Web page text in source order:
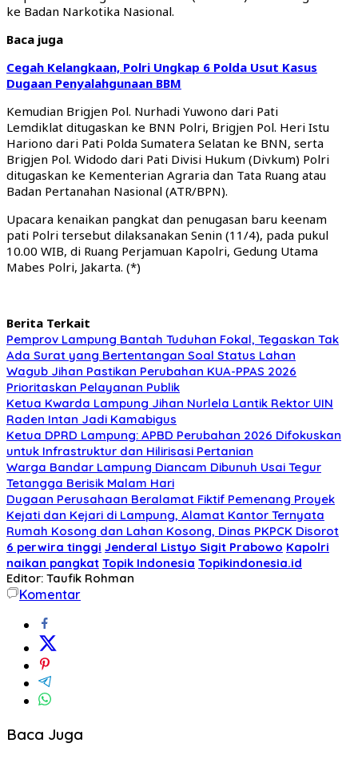
ke Badan Narkotika Nasional.
Baca juga
Cegah Kelangkaan, Polri Ungkap 6 Polda Usut Kasus
Dugaan Penyalahgunaan BBM
Kemudian Brigjen Pol. Nurhadi Yuwono dari Pati
Lemdiklat ditugaskan ke BNN Polri, Brigjen Pol. Heri Istu
Hariono dari Pati Polda Sumatera Selatan ke BNN, serta
Brigjen Pol. Widodo dari Pati Divisi Hukum (Divkum) Polri
ditugaskan ke Kementerian Agraria dan Tata Ruang atau
Badan Pertanahan Nasional (ATR/BPN).
Upacara kenaikan pangkat dan penugasan baru keenam
pati Polri tersebut dilaksanakan Senin (11/4), pada pukul
10.00 WIB, di Ruang Perjamuan Kapolri, Gedung Utama
Mabes Polri, Jakarta. (*)
Berita Terkait
Pemprov Lampung Bantah Tuduhan Fokal, Tegaskan Tak
Ada Surat yang Bertentangan Soal Status Lahan
Wagub Jihan Pastikan Perubahan KUA-PPAS 2026
Prioritaskan Pelayanan Publik
Ketua Kwarda Lampung Jihan Nurlela Lantik Rektor UIN
Raden Intan Jadi Kamabigus
Ketua DPRD Lampung: APBD Perubahan 2026 Difokuskan
untuk Infrastruktur dan Hilirisasi Pertanian
Warga Bandar Lampung Diancam Dibunuh Usai Tegur
Tetangga Berisik Malam Hari
Dugaan Perusahaan Beralamat Fiktif Pemenang Proyek
Kejati dan Kejari di Lampung, Alamat Kantor Ternyata
Rumah Kosong dan Lahan Kosong, Dinas PKPCK Disorot
6 perwira tinggi Jenderal Listyo Sigit Prabowo Kapolri
naikan pangkat Topik Indonesia Topikindonesia.id
Editor: Taufik Rohman
Komentar
Baca Juga